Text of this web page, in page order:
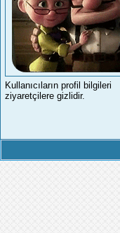
Kullanıcıların profil bilgileri
ziyaretçilere gizlidir.